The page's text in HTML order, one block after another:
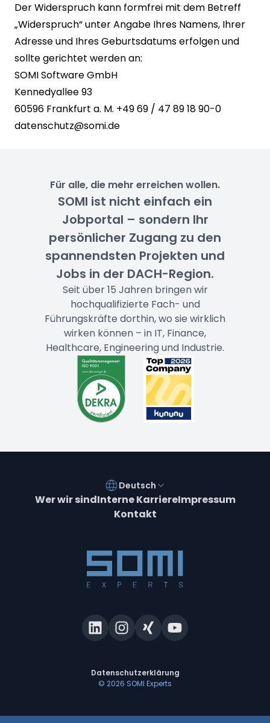
Der Widerspruch kann formfrei mit dem Betreff
„Widerspruch“ unter Angabe Ihres Namens, Ihrer
Adresse und Ihres Geburtsdatums erfolgen und
sollte gerichtet werden an:
SOMI Software GmbH
Kennedyallee 93
60596 Frankfurt a. M. +49 69 / 47 89 18 90-0
datenschutz@somi.de
Für alle, die mehr erreichen wollen.
SOMI ist nicht einfach ein
Jobportal – sondern Ihr
persönlicher Zugang zu den
spannendsten Projekten und
Jobs in der DACH-Region.
Seit über 15 Jahren bringen wir
hochqualifizierte Fach- und
Führungskräfte dorthin, wo sie wirklich
wirken können – in IT, Finance,
Healthcare, Engineering und Industrie.
Deutsch
Wer wir sindInterne KarriereImpressum
Kontakt
Datenschutzerklärung
© 2026 SOMI Experts